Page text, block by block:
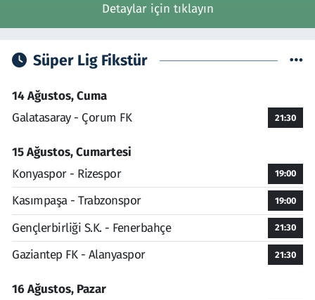
Detaylar için tıklayın
Süper Lig Fikstür
14 Ağustos, Cuma
Galatasaray - Çorum FK
21:30
15 Ağustos, Cumartesi
Konyaspor - Rizespor
19:00
Kasımpaşa - Trabzonspor 19:00
Gençlerbirliği S.K. - Fenerbahçe 21:30
Gaziantep FK - Alanyaspor 21:30
16 Ağustos, Pazar